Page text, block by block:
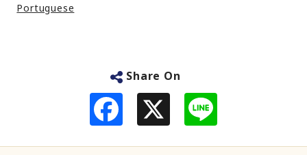
Portuguese
Share On